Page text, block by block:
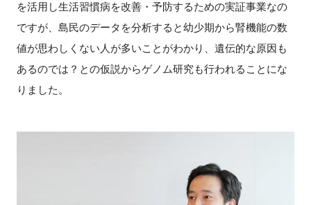
を活用し生活習慣病を改善・予防するための実証事業なの
ですが、島民のデータを分析すると幼少期から腎機能の数
値が思わしくない人が多いことがわかり、遺伝的な原因も
あるのでは？との仮説からゲノム研究も行われることにな
りました。